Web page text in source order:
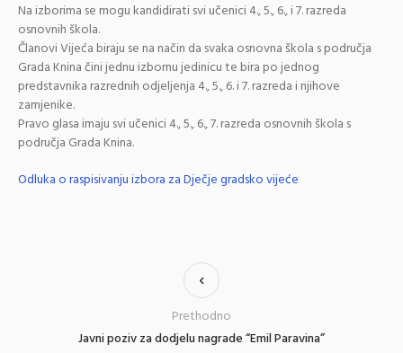
Na izborima se mogu kandidirati svi učenici 4., 5., 6., i 7. razreda
osnovnih škola.
Članovi Vijeća biraju se na način da svaka osnovna škola s područja
Grada Knina čini jednu izbornu jedinicu te bira po jednog
predstavnika razrednih odjeljenja 4., 5., 6. i 7. razreda i njihove
zamjenike.
Pravo glasa imaju svi učenici 4., 5., 6., 7. razreda osnovnih škola s
područja Grada Knina.
Odluka o raspisivanju izbora za Dječje gradsko vijeće
Javni poziv za dodjelu nagrade “Emil Paravina”
Prethodno